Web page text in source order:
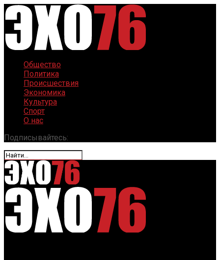
Общество
Политика
Происшествия
Экономика
Культура
Спорт
О нас
Подписывайтесь: